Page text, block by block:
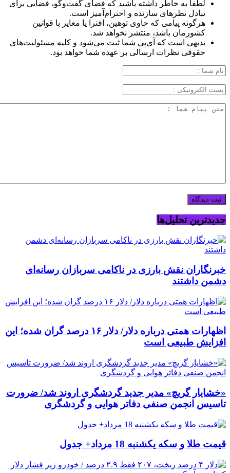
لطفا به خاطر داشته باشید که فضای گفت‌وگو، فضایی برای
تبادل نظرهای سازنده و احترام‌آمیز است.
هرگونه پیامی که حاوی توهین، افترا یا مغایر با قوانین
کشورمان باشد، منتشر نخواهد شد.
بدیهی است که آی‌پی شما ثبت می‌شود و کلیه مسئولیت‌های
حقوقی نظرات ارسالی بر عهده شما خواهد بود.
جدیدترین تحلیل‌ها
خبرنگاران نقش بارزی در ناکامی سربازان رسانه‌ای
دشمن داشتند
اظهارات همتی درباره دلار/ دلار ۱۶ درصد گران شده؛ این
افزایش طبیعی است
«خشایار گریچ» مدیر جدید گردشگری اروند شد/ ضرورت
تاسیس انجمن صنفی دفاتر هوایی و گردشگری
قیمت طلا و سکه یکشنبه 18 مرداد+ جدول